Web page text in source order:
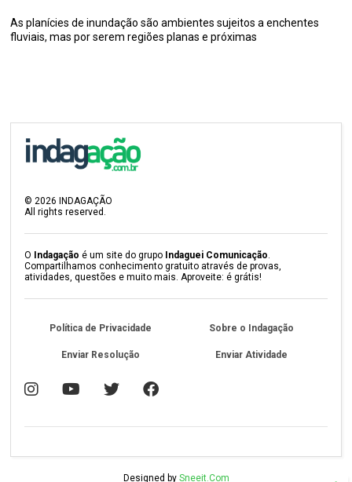
As planícies de inundação são ambientes sujeitos a enchentes
fluviais, mas por serem regiões planas e próximas
©2026 INDAGAÇÃO
All rights reserved.
O Indagação é um site do grupo Indaguei Comunicação.
Compartilhamos conhecimento gratuito através de provas,
atividades, questões e muito mais. Aproveite: é grátis!
Política de Privacidade Sobre o Indagação
Enviar Resolução Enviar Atividade
Designed by Sneeit.Com